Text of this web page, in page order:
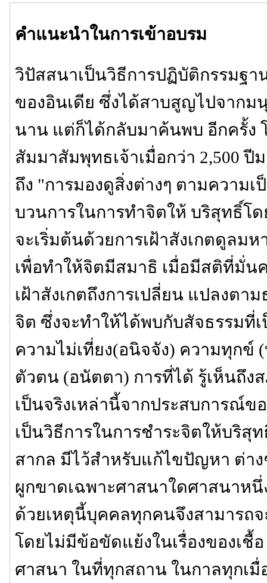
คำแนะนำในการเข้าอบรม
วิปัสสนาเป็นวิธีการปฏิบัติกรรมฐ
ของอินเดีย ซึ่งได้สาบสูญไปจากม
นาน แต่ก็ได้กลับมาค้นพบ อีกครั้ง
สัมมาสัมพุทธเจ้าเมื่อกว่า 2,500
ถึง "การมองดูสิ่งต่างๆ ตามความเ
บวนการในการทำจิตให้ บริสุทธิ์โด
จะเริ่มต้นด้วยการเฝ้าสังเกตดูลม
เพื่อทำให้จิตมีสมาธิ เมื่อมีสติที่มั่นค
เฝ้าสังเกตถึงการเปลี่ยน แปลงตา
จิต ซึ่งจะทำให้ได้พบกับสัจธรรมที่
ความไม่เที่ยง(อนิจจัง) ความทุกข์
ตัวตน (อนัตตา) การที่ได้ รู้เห็นถึง
เป็นจริงเหล่านี้จากประสบการณ์ข
เป็นวิธีการในการชำระจิตให้บริสุท
สากล มีไว้สำหรับแก้ไขปัญหา ต่า
ผูกขาดเฉพาะศาสนาใดศาสนาห
ด้วยเหตุนี้บุคคลทุกคนจึงสามารถจ
โดยไม่มีข้อขัดแย้งในเรื่องของเชื้
ศาสนา ในที่ทุกสถาน ในกาลทุกเมื่